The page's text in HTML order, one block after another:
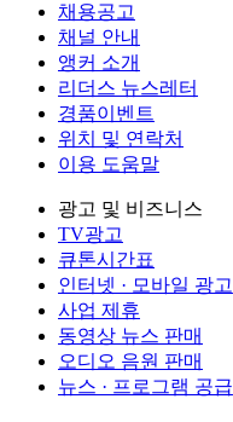
채용공고
채널 안내
앵커 소개
리더스 뉴스레터
경품이벤트
위치 및 연락처
이용 도움말
광고 및 비즈니스
TV광고
큐톤시간표
인터넷 · 모바일 광고
사업 제휴
동영상 뉴스 판매
오디오 음원 판매
뉴스 · 프로그램 공급